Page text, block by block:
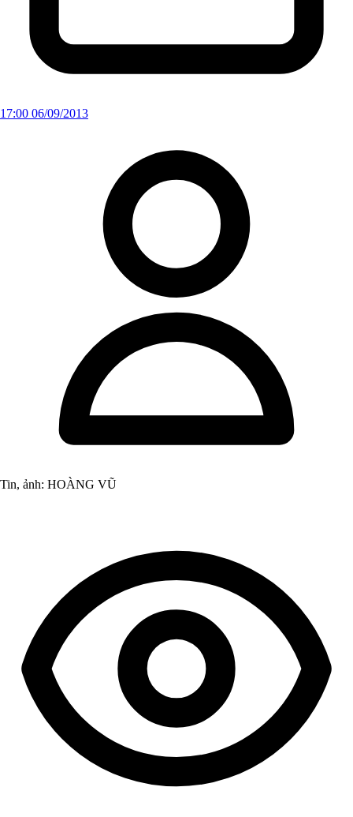
17:00 06/09/2013
Tin, ảnh: HOÀNG VŨ